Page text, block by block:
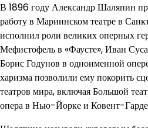
В 1896 году Александр Шаляпин
работу в Мариинском театре в
исполнил роли великих оперных
Мефистофель в «Фаусте», Иван
Борис Годунов в одноименной
харизма позволили ему покорить
театров мира, включая Большой
опера в Нью-Йорке и Ковент-